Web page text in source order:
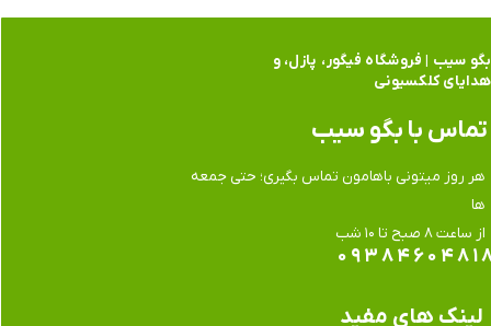
تماس​​​​​​​ با بگو سیب
هر روز میتونی باهامون تماس بگیری؛ حتی جمعه
ها
​​​​​​​از ساعت ۸ صبح تا ۱۰ شب
بگو سیب | فروشگاه فیگور، پازل، و
هدایای کلکسیونی
لینک های مفید